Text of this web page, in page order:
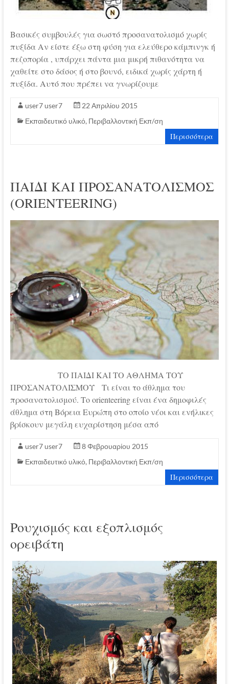
Βασικές συμβουλές για σωστό προσανατολισμό χωρίς
πυξίδα Αν είστε έξω στη φύση για ελεύθερο κάμπινγκ ή
πεζοπορία , υπάρχει πάντα μια μικρή πιθανότητα να
χαθείτε στο δάσος ή στο βουνό, ειδικά χωρίς χάρτη ή
πυξίδα. Αυτό που πρέπει να γνωρίζουμε
user7 user7
22 Απριλίου 2015
Εκπαιδευτικό υλικό, Περιβαλλοντική Εκπ/ση
Περισσότερα
ΠΑΙΔΙ ΚΑΙ ΠΡΟΣΑΝΑΤΟΛΙΣΜΟΣ
(ORIENTEERING)
ΤΟ ΠΑΙΔΙ ΚΑΙ ΤΟ ΑΘΛΗΜΑ ΤΟΥ
ΠΡΟΣΑΝΑΤΟΛΙΣΜΟΥ Τι είναι το άθλημα του
προσανατολισμού. Το orienteering είναι ένα δημοφιλές
άθλημα στη Βόρεια Ευρώπη στο οποίο νέοι και ενήλικες
βρίσκουν μεγάλη ευχαρίστηση μέσα από
user7 user7
8 Φεβρουαρίου 2015
Εκπαιδευτικό υλικό, Περιβαλλοντική Εκπ/ση
Περισσότερα
Ρουχισμός και εξοπλισμός
ορειβάτη